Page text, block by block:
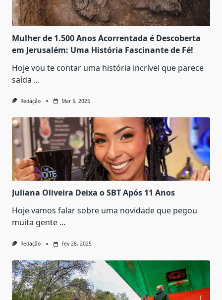
Mulher de 1.500 Anos Acorrentada é Descoberta
em Jerusalém: Uma História Fascinante de Fé!
Hoje vou te contar uma história incrível que parece
saída ...
Redação Mar 5, 2025
Juliana Oliveira Deixa o SBT Após 11 Anos
Hoje vamos falar sobre uma novidade que pegou
muita gente ...
Redação Fev 28, 2025